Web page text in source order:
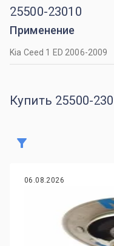
25500-23010
Применение
Kia Ceed 1 ED 2006-2009
Купить 25500-
06.08.2026